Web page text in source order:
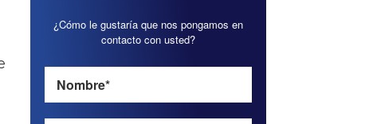
¿Cómo le gustaría que nos pongamos en
contacto con usted?